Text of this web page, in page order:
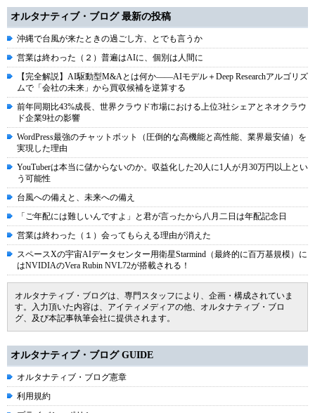
オルタナティブ・ブログ 最新の投稿
沖縄で台風が来たときの過ごし方、とでも言うか
営業は終わった（２）普遍はAIに、個別は人間に
【完全解説】AI駆動型M&Aとは何か――AIモデル＋Deep Researchアルゴリズ
ムで「会社の未来」から買収候補を逆算する
前年同期比43%成長、世界クラウド市場における上位3社シェアとネオクラウ
ド企業9社の影響
WordPress最強のチャットボット（圧倒的な高機能と高性能、業界最安値）を
実現した理由
YouTuberは本当に儲からないのか。収益化した20人に1人が月30万円以上とい
う可能性
台風への備えと、未来への備え
「ご年配には難しいんですよ」と君が言ったから八月二日は年配記念日
営業は終わった（１）会ってもらえる理由が消えた
スペースXの宇宙AIデータセンター用衛星Starmind（最終的に百万基規模）に
はNVIDIAのVera Rubin NVL72が搭載される！
オルタナティブ・ブログは、専門スタッフにより、企画・構成されていま
す。入力頂いた内容は、アイティメディアの他、オルタナティブ・ブロ
グ、及び本記事執筆会社に提供されます。
オルタナティブ・ブログ GUIDE
オルタナティブ・ブログ憲章
利用規約